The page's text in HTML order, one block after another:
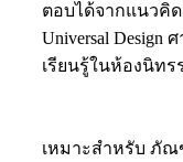
Universal
เรียนรู้ในห้องนิทร
นิทรรศการ นักอ